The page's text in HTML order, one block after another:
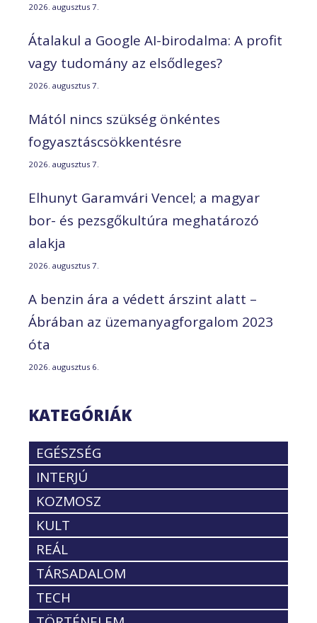
2026. augusztus 7.
Átalakul a Google AI-birodalma: A profit
vagy tudomány az elsődleges?
2026. augusztus 7.
Mától nincs szükség önkéntes
fogyasztáscsökkentésre
2026. augusztus 7.
Elhunyt Garamvári Vencel; a magyar
bor- és pezsgőkultúra meghatározó
alakja
2026. augusztus 7.
A benzin ára a védett árszint alatt –
Ábrában az üzemanyagforgalom 2023
óta
2026. augusztus 6.
KATEGÓRIÁK
EGÉSZSÉG
INTERJÚ
KOZMOSZ
KULT
REÁL
TÁRSADALOM
TECH